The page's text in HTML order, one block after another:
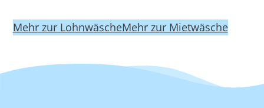
Mehr zur LohnwäscheMehr zur Mietwäsche